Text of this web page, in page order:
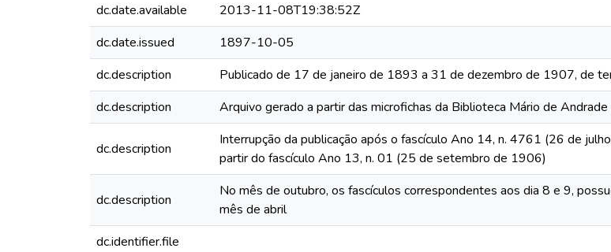
dc.date.available
2013-11-08T19:38:52Z
dc.date.issued
1897-10-05
dc.description
Publicado de 17 de janeiro de 1893 a 31 de dezembro de 1907, de
dc.description
Arquivo gerado a partir das microfichas da Biblioteca Mário de Andrade
dc.description
Interrupção da publicação após o fascículo Ano 14, n. 4761 (26 de
partir do fascículo Ano 13, n. 01 (25 de setembro de 1906)
dc.description
No mês de outubro, os fascículos correspondentes aos dia 8 e 9,
mês de abril
dc.identifier.file